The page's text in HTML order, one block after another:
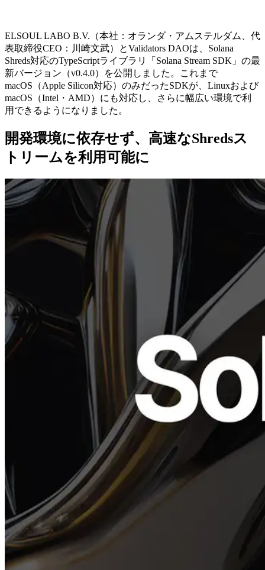
ELSOUL LABO B.V.（本社：オランダ・アムステルダム、代
表取締役CEO：川崎文武）とValidators DAOは、Solana
Shreds対応のTypeScriptライブラリ「Solana Stream SDK」の最
新バージョン（v0.4.0）を公開しました。これまで
macOS（Apple Silicon対応）のみだったSDKが、Linuxおよび
macOS（Intel・AMD）にも対応し、さらに幅広い環境で利
用できるようになりました。
開発環境に依存せず、高速なShredsス
トリームを利用可能に